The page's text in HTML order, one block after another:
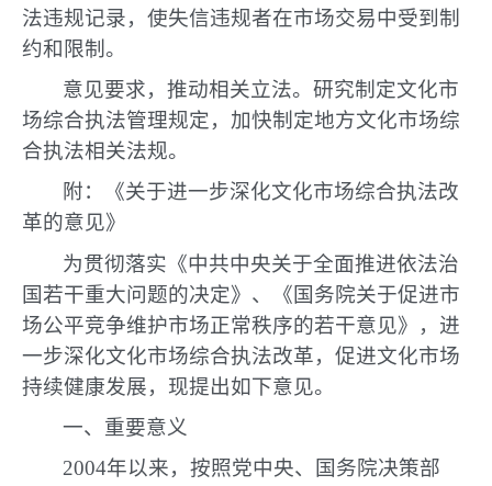
法违规记录，使失信违规者在市场交易中受到制
约和限制。
意见要求，推动相关立法。研究制定文化市
场综合执法管理规定，加快制定地方文化市场综
合执法相关法规。
附：《关于进一步深化文化市场综合执法改
革的意见》
为贯彻落实《中共中央关于全面推进依法治
国若干重大问题的决定》、《国务院关于促进市
场公平竞争维护市场正常秩序的若干意见》，进
一步深化文化市场综合执法改革，促进文化市场
持续健康发展，现提出如下意见。
一、重要意义
2004年以来，按照党中央、国务院决策部